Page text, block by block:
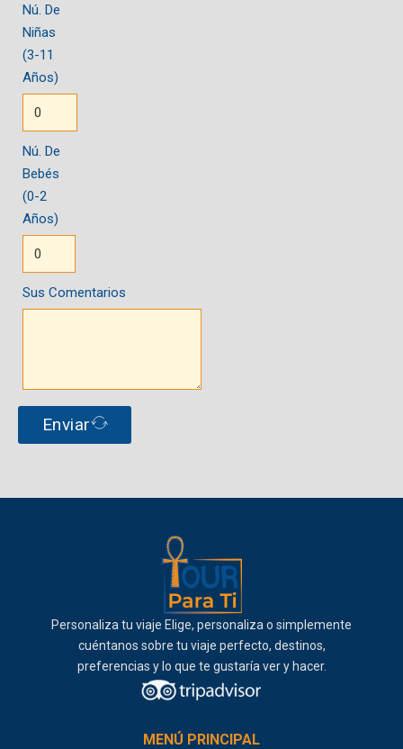
Nú. De
Niñas
(3-11
Años)
Nú. De
Bebés
(0-2
Años)
Sus Comentarios
Enviar
Personaliza tu viaje Elige, personaliza o simplemente
cuéntanos sobre tu viaje perfecto, destinos,
preferencias y lo que te gustaría ver y hacer.
MENÚ PRINCIPAL